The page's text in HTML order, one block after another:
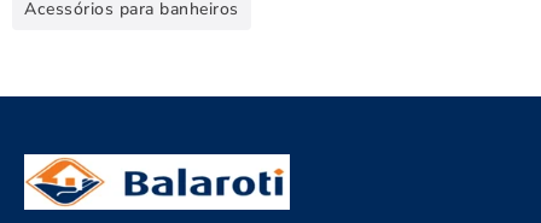
Acessórios para banheiros